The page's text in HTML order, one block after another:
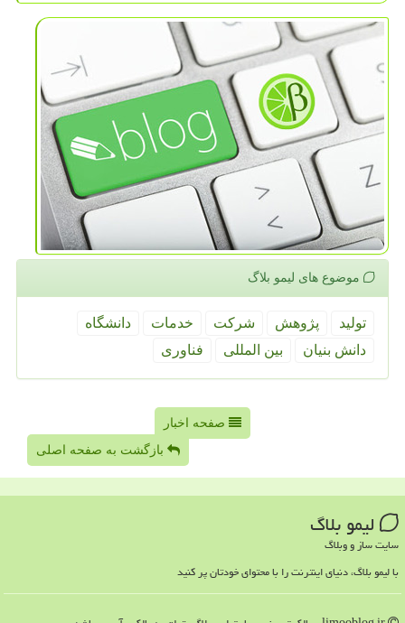
موضوع های لیمو بلاگ
تولید پژوهش شركت خدمات
دانشگاه
دانش بنیان
بین المللی فناوری
صفحه اخبار
بازگشت به صفحه اصلی
لیمو بلاگ
سایت ساز و وبلاگ
با لیمو بلاگ، دنیای اینترنت را با محتوای خودتان پر کنید